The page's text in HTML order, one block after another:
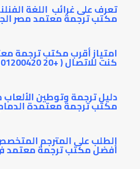
تعرف على غرائب اللغة
مكتب ترجمة معتمد مصر
امتياز أقرب مكتب ترجمة
كنت للاتصال ( +20 1101200420 )
دليل ترجمة وتوطين
مكتب ترجمة معتمدة
أفضل مكتب ترجمة معتمد